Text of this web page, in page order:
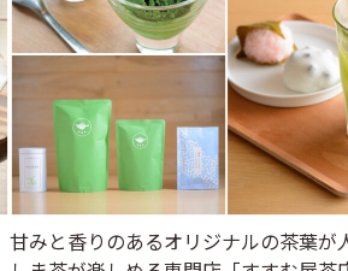
甘みと香りのあるオリジナルの茶葉